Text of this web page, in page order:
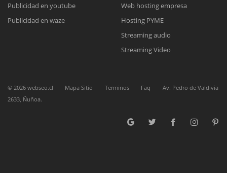
Complete el formulario y nos contactaremos a la brevedad.
para enviarnos un correo electrónico con sus datos personales.
Publicidad en youtube
Publicidad en waze
Web hosting empresa
Hosting PYME
Streaming audio
Streaming Video
© 2026 webseo.cl Mapa Sitio Terminos Faq
Av. Pedro de Valdivia
2633, Ñuñoa.